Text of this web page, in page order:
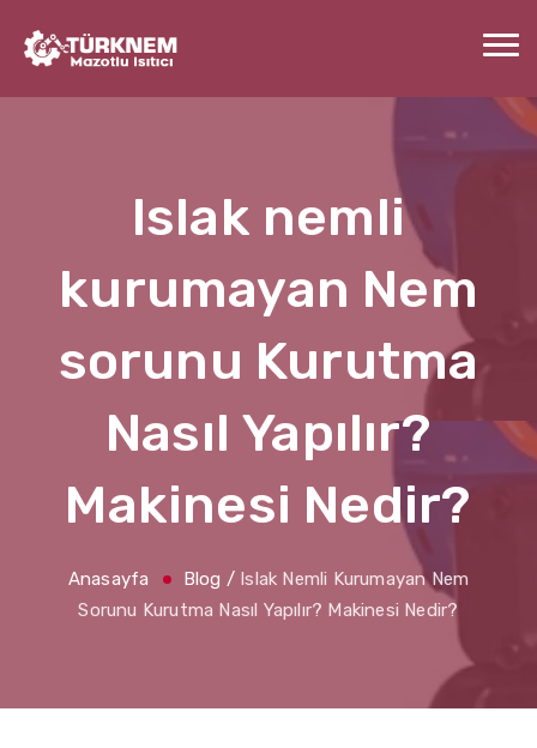
Islak nemli
kurumayan Nem
sorunu Kurutma
Nasıl Yapılır?
Makinesi Nedir?
Anasayfa Blog / Islak Nemli Kurumayan Nem
Sorunu Kurutma Nasıl Yapılır? Makinesi Nedir?